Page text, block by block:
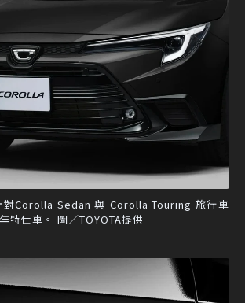
對Corolla Sedan 與 Corolla Touring 旅行車
特仕車。 圖／TOYOTA提供